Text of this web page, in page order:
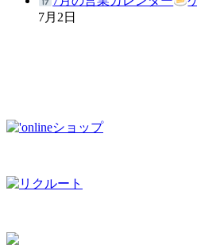
7月2日